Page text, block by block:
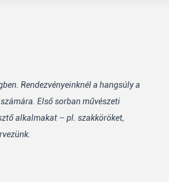
Rendezvényeinknél a hangsúly a
Első sorban művészeti
alkalmakat – pl. szakköröket,